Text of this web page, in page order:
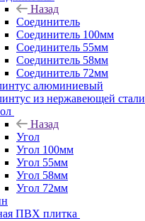
Назад
Соединитель
Соединитель 100мм
Соединитель 55мм
Соединитель 58мм
Соединитель 72мм
алюминиевый
из нержавеющей стали
Назад
Угол
Угол 100мм
Угол 55мм
Угол 58мм
Угол 72мм
ПВХ плитка